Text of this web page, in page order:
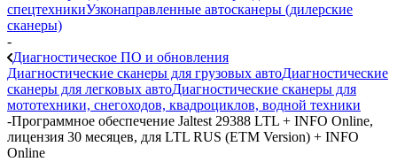
спецтехникиУзконаправленные автосканеры (дилерские
сканеры)
-
Диагностическое ПО и обновления
Диагностические сканеры для грузовых автоДиагностические
сканеры для легковых автоДиагностические сканеры для
мототехники, снегоходов, квадроциклов, водной техники
-Программное обеспечение Jaltest 29388 LTL + INFO Online,
лицензия 30 месяцев, для LTL RUS (ETM Version) + INFO
Online